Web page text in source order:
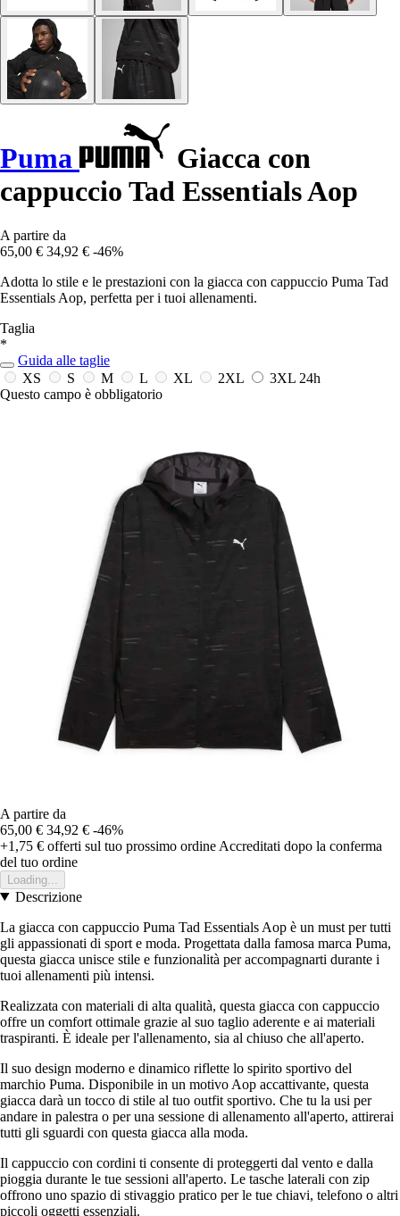
Puma
Giacca con
cappuccio Tad Essentials Aop
A partire da
65,00 € 34,92 € -46%
Adotta lo stile e le prestazioni con la giacca con cappuccio Puma Tad
Essentials Aop, perfetta per i tuoi allenamenti.
Taglia
*
Guida alle taglie
XS
S M L XL 2XL 3XL 24h
Questo campo è obbligatorio
A partire da
65,00 € 34,92 € -46%
+1,75 € offerti sul tuo prossimo ordine Accreditati dopo la conferma
del tuo ordine
Loading...
Descrizione
La giacca con cappuccio Puma Tad Essentials Aop è un must per tutti
gli appassionati di sport e moda. Progettata dalla famosa marca Puma,
questa giacca unisce stile e funzionalità per accompagnarti durante i
tuoi allenamenti più intensi.
Realizzata con materiali di alta qualità, questa giacca con cappuccio
offre un comfort ottimale grazie al suo taglio aderente e ai materiali
traspiranti. È ideale per l'allenamento, sia al chiuso che all'aperto.
Il suo design moderno e dinamico riflette lo spirito sportivo del
marchio Puma. Disponibile in un motivo Aop accattivante, questa
giacca darà un tocco di stile al tuo outfit sportivo. Che tu la usi per
andare in palestra o per una sessione di allenamento all'aperto, attirerai
tutti gli sguardi con questa giacca alla moda.
Il cappuccio con cordini ti consente di proteggerti dal vento e dalla
pioggia durante le tue sessioni all'aperto. Le tasche laterali con zip
offrono uno spazio di stivaggio pratico per le tue chiavi, telefono o altri
piccoli oggetti essenziali.